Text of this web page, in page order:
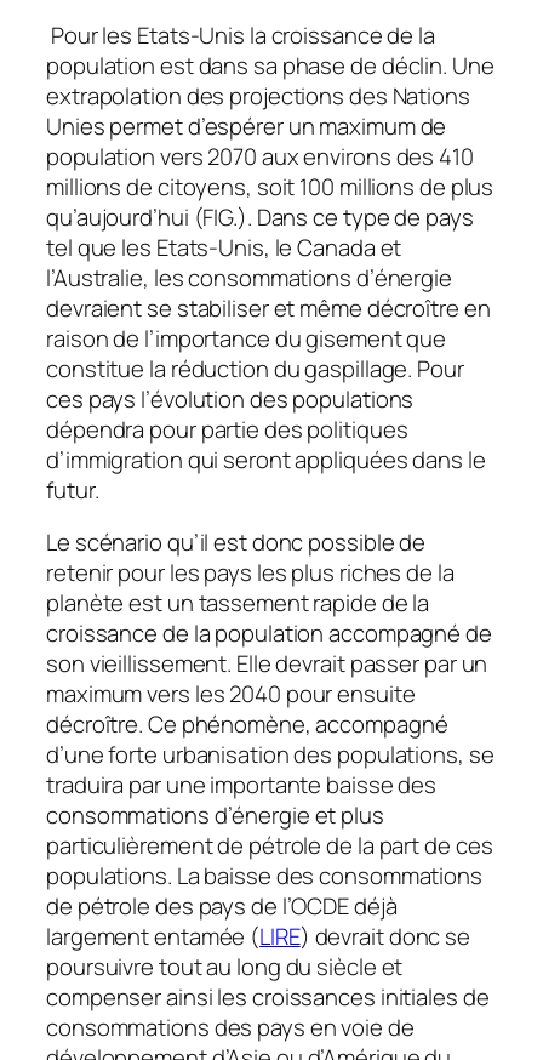
Pour les Etats-Unis la croissance de la
population est dans sa phase de déclin. Une
extrapolation des projections des Nations
Unies permet d’espérer un maximum de
population vers 2070 aux environs des 410
millions de citoyens, soit 100 millions de plus
qu’aujourd’hui (FIG.). Dans ce type de pays
tel que les Etats-Unis, le Canada et
l’Australie, les consommations d’énergie
devraient se stabiliser et même décroître en
raison de l’importance du gisement que
constitue la réduction du gaspillage. Pour
ces pays l’évolution des populations
dépendra pour partie des politiques
d’immigration qui seront appliquées dans le
futur.
Le scénario qu’il est donc possible de
retenir pour les pays les plus riches de la
planète est un tassement rapide de la
croissance de la population accompagné de
son vieillissement. Elle devrait passer par un
maximum vers les 2040 pour ensuite
décroître. Ce phénomène, accompagné
d’une forte urbanisation des populations, se
traduira par une importante baisse des
consommations d’énergie et plus
particulièrement de pétrole de la part de ces
populations. La baisse des consommations
de pétrole des pays de l’OCDE déjà
largement entamée (LIRE) devrait donc se
poursuivre tout au long du siècle et
compenser ainsi les croissances initiales de
consommations des pays en voie de